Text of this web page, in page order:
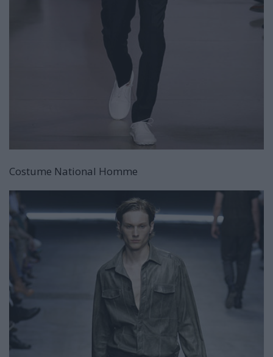
Costume National Homme